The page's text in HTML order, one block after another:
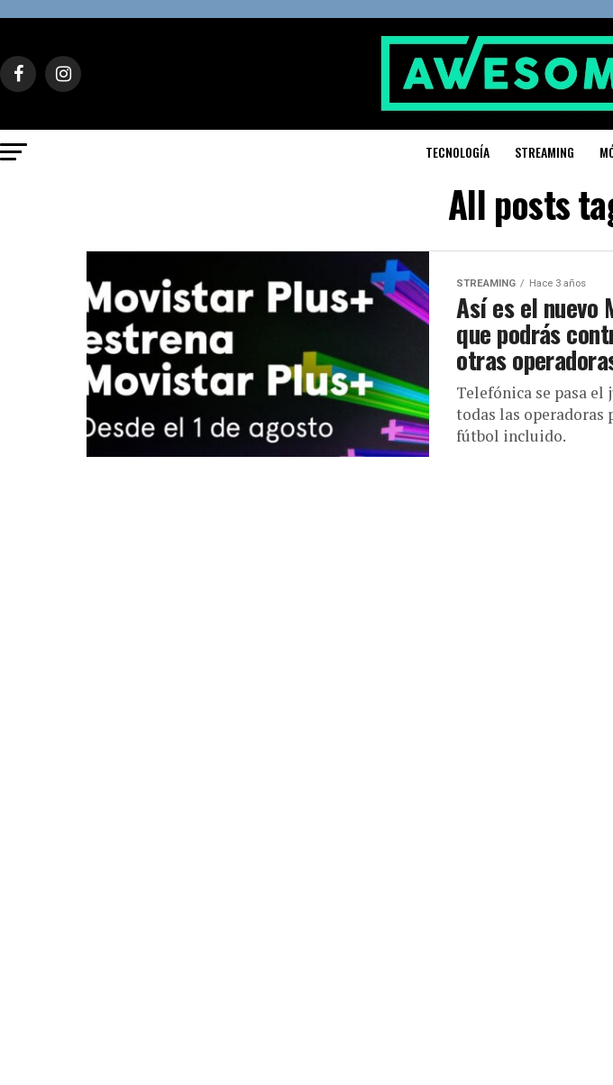
TECNOLOGÍA STREAMING
All posts
STREAMING Hace 3 años
Así es el nuevo
que podrás
otras
Telefónica se pasa
todas las operadoras
fútbol incluido.